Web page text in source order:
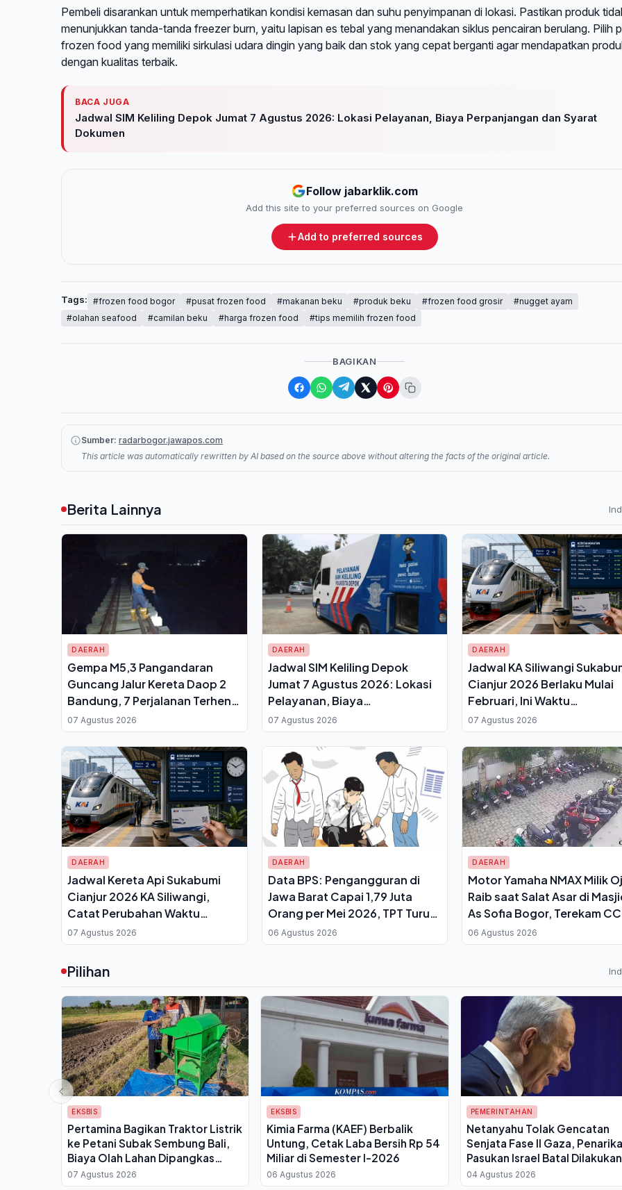
Pembeli disarankan untuk memperhatikan kondisi kemasan dan suhu penyimpanan di lokasi. Pastikan produk
menunjukkan tanda-tanda freezer burn, yaitu lapisan es tebal yang menandakan siklus pencairan berulang. Pilih
frozen food yang memiliki sirkulasi udara dingin yang baik dan stok yang cepat berganti agar mendapatkan
dengan kualitas terbaik.
BACA JUGA
Jadwal SIM Keliling Depok Jumat 7 Agustus 2026: Lokasi Pelayanan, Biaya Perpanjangan dan Syarat
Dokumen
Follow jabarklik.com
Add this site to your preferred sources on Google
Add to preferred sources
Tags: #frozen food bogor #pusat frozen food #makanan beku #produk beku #frozen food grosir
#nugget ayam
#olahan seafood
#camilan beku #harga frozen food #tips memilih frozen food
BAGIKAN
Sumber: radarbogor.jawapos.com
This article was automatically rewritten by AI based on the source above without altering the facts of the original article.
Berita Lainnya
DAERAH
Gempa M5,3 Pangandaran
Guncang Jalur Kereta Daop 2
Bandung, 7 Perjalanan Terhenti
untuk Pemeriksaan Rel
07 Agustus 2026
DAERAH
Jadwal SIM Keliling Depok
Jumat 7 Agustus 2026: Lokasi
Pelayanan, Biaya
Perpanjangan dan Syarat
Dokumen
07 Agustus 2026
DAERAH
Jadwal KA Siliwangi
Cianjur 2026 Berlaku Mulai
Februari, Ini Waktu
Keberangkatan dan
07 Agustus 2026
DAERAH
Jadwal Kereta Api Sukabumi
Cianjur 2026 KA Siliwangi,
Catat Perubahan Waktu
Berangkat dari Stasiun
07 Agustus 2026
DAERAH
Data BPS: Pengangguran di
Jawa Barat Capai 1,79 Juta
Orang per Mei 2026, TPT Turun
Tipis
06 Agustus 2026
DAERAH
Motor Yamaha NMAX Milik
Raib saat Salat Asar di
As Sofia Bogor, Terekam
06 Agustus 2026
Pilihan
EKSBIS
Pertamina Bagikan Traktor Listrik
ke Petani Subak Sembung Bali,
Biaya Olah Lahan Dipangkas
Drastis
07 Agustus 2026
EKSBIS
Kimia Farma (KAEF) Berbalik
Untung, Cetak Laba Bersih Rp 54
Miliar di Semester I-2026
06 Agustus 2026
PEMERINTAHAN
Netanyahu Tolak Gencatan
Senjata Fase II Gaza,
Pasukan Israel Batal Dilakukan
04 Agustus 2026